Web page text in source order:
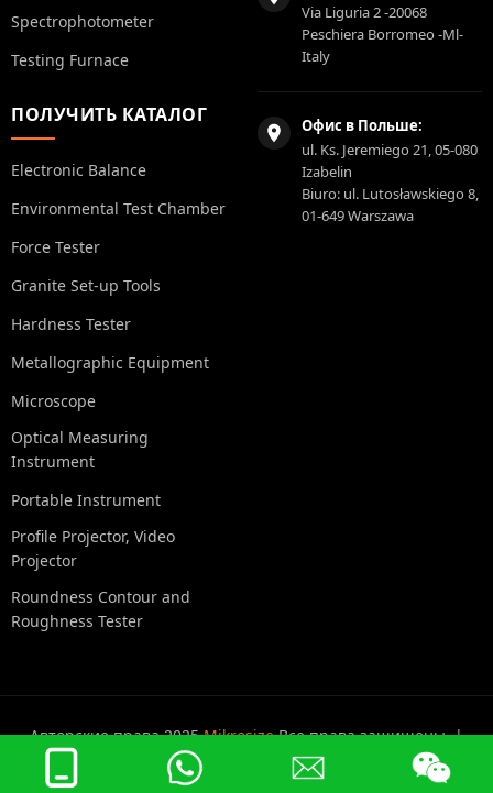
Spectrophotometer
Testing Furnace
ПОЛУЧИТЬ КАТАЛОГ
Electronic Balance
Environmental Test Chamber
Force Tester
Granite Set-up Tools
Hardness Tester
Metallographic Equipment
Microscope
Optical Measuring
Instrument
Portable Instrument
Profile Projector, Video
Projector
Roundness Contour and
Roughness Tester
Via Liguria 2 -20068
Peschiera Borromeo -Ml-
Italy
Офис в Польше:
ul. Ks. Jeremiego 21, 05-080
Izabelin
Biuro: ul. Lutosławskiego 8,
01-649 Warszawa
Авторские права 2025MikrosizeВсе права защищены. |
Политика конфиденциальности| Карта сайта